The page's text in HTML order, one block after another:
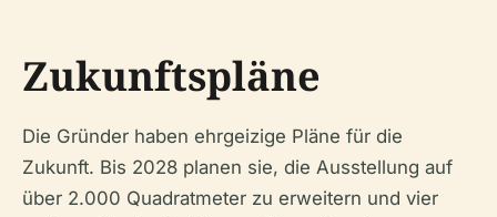
Zukunftspläne
Die Gründer haben ehrgeizige Pläne für die
Zukunft. Bis 2028 planen sie, die Ausstellung auf
über 2.000 Quadratmeter zu erweitern und vier